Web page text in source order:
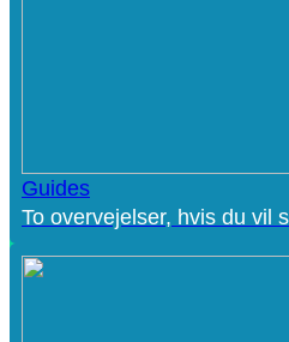
Guides
To overvejelser, hvis du vil